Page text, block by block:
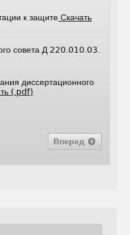
к защите Скачать
совета Д 220.010.03.
диссертационного
(.pdf)
Вперед